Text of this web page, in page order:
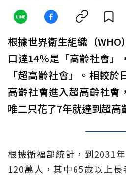
根據世界衛生組織（
口達14％是「高齡社會」
「超高齡社會」。相較
高齡社會進入超高齡社會
唯二只花了7年就達到超高
根據衛福部統計，到2031
120萬人，其中65歲以上